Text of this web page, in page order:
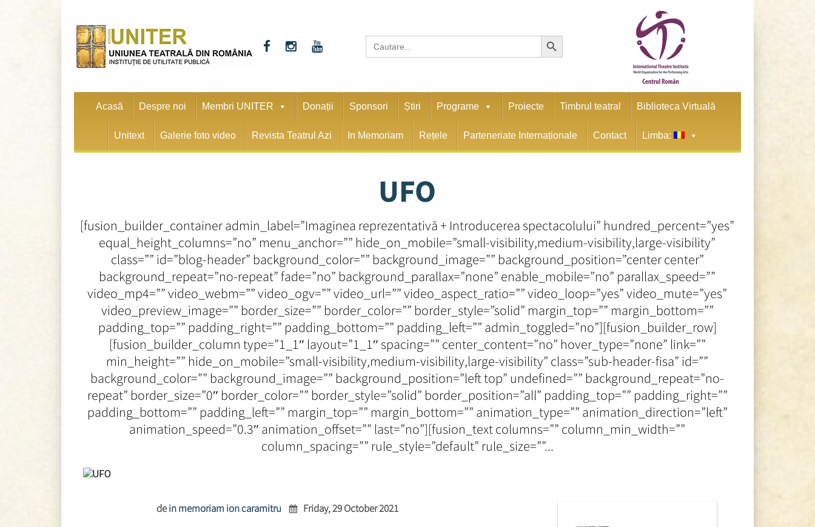
Search
for:
Search Button
Acasă Despre noi Membri UNITER Donații Sponsori Știri Programe Proiecte Timbrul teatral Biblioteca Virtuală
Unitext Galerie foto video Revista Teatrul Azi In Memoriam Rețele Parteneriate Internaționale Contact Limba:
UFO
[fusion_builder_container admin_label=”Imaginea reprezentativă + Introducerea spectacolului” hundred_percent=”yes”
equal_height_columns=”no” menu_anchor=”” hide_on_mobile=”small-visibility,medium-visibility,large-visibility”
class=”” id=”blog-header” background_color=”” background_image=”” background_position=”center center”
background_repeat=”no-repeat” fade=”no” background_parallax=”none” enable_mobile=”no” parallax_speed=””
video_mp4=”” video_webm=”” video_ogv=”” video_url=”” video_aspect_ratio=”” video_loop=”yes” video_mute=”yes”
video_preview_image=”” border_size=”” border_color=”” border_style=”solid” margin_top=”” margin_bottom=””
padding_top=”” padding_right=”” padding_bottom=”” padding_left=”” admin_toggled=”no”][fusion_builder_row]
[fusion_builder_column type=”1_1″ layout=”1_1″ spacing=”” center_content=”no” hover_type=”none” link=””
min_height=”” hide_on_mobile=”small-visibility,medium-visibility,large-visibility” class=”sub-header-fisa” id=””
background_color=”” background_image=”” background_position=”left top” undefined=”” background_repeat=”no-
repeat” border_size=”0″ border_color=”” border_style=”solid” border_position=”all” padding_top=”” padding_right=””
padding_bottom=”” padding_left=”” margin_top=”” margin_bottom=”” animation_type=”” animation_direction=”left”
animation_speed=”0.3″ animation_offset=”” last=”no”][fusion_text columns=”” column_min_width=””
column_spacing=”” rule_style=”default” rule_size=””...
dein memoriam ion caramitru Friday, 29 October 2021